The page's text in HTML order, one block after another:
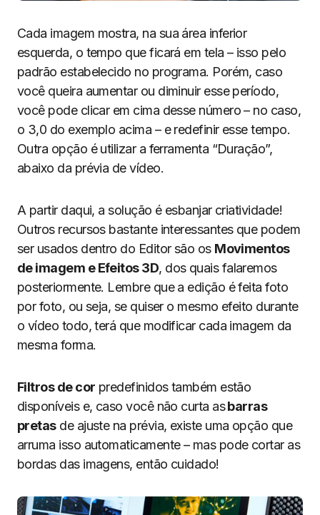
Cada imagem mostra, na sua área inferior
esquerda, o tempo que ficará em tela – isso pelo
padrão estabelecido no programa. Porém, caso
você queira aumentar ou diminuir esse período,
você pode clicar em cima desse número – no caso,
o 3,0 do exemplo acima – e redefinir esse tempo.
Outra opção é utilizar a ferramenta “Duração”,
abaixo da prévia de vídeo.
A partir daqui, a solução é esbanjar criatividade!
Outros recursos bastante interessantes que podem
ser usados dentro do Editor são os Movimentos
de imagem e Efeitos 3D, dos quais falaremos
posteriormente. Lembre que a edição é feita foto
por foto, ou seja, se quiser o mesmo efeito durante
o vídeo todo, terá que modificar cada imagem da
mesma forma.
Filtros de cor predefinidos também estão
disponíveis e, caso você não curta asbarras
pretasde ajuste na prévia, existe uma opção que
arruma isso automaticamente – mas pode cortar as
bordas das imagens, então cuidado!